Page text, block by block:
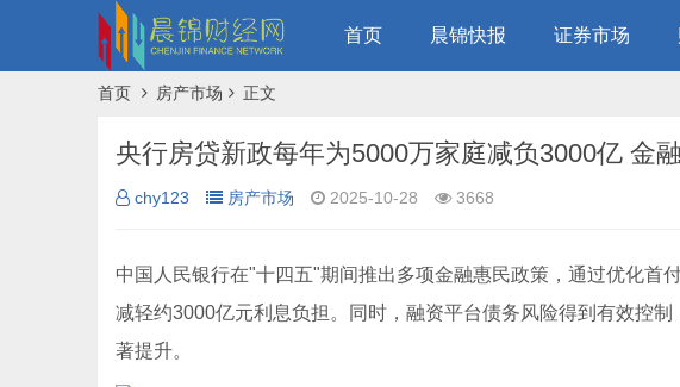
首页 晨锦快报 证券市场
首页 房产市场 正文
央行房贷新政每年为5000万家庭减负3000亿 金
chy123 房产市场 2025-10-28 3668
中国人民银行在"十四五"期间推出多项金融惠民政策，通过优化首
减轻约3000亿元利息负担。同时，融资平台债务风险得到有效控
著提升。